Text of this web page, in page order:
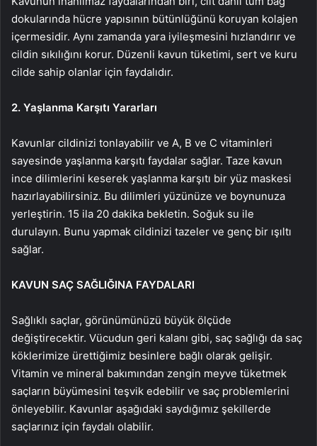
dokularında hücre yapısının bütünlüğünü koruyan kolajen
içermesidir. Aynı zamanda yara iyileşmesini hızlandırır ve
cildin sıkılığını korur. Düzenli kavun tüketimi, sert ve kuru
cilde sahip olanlar için faydalıdır.
2. Yaşlanma Karşıtı Yararları
Kavunlar cildinizi tonlayabilir ve A, B ve C vitaminleri
sayesinde yaşlanma karşıtı faydalar sağlar. Taze kavun
ince dilimlerini keserek yaşlanma karşıtı bir yüz maskesi
hazırlayabilirsiniz. Bu dilimleri yüzünüze ve boynunuza
yerleştirin. 15 ila 20 dakika bekletin. Soğuk su ile
durulayın. Bunu yapmak cildinizi tazeler ve genç bir ışıltı
sağlar.
KAVUN SAÇ SAĞLIĞINA FAYDALARI
Sağlıklı saçlar, görünümünüzü büyük ölçüde
değiştirecektir. Vücudun geri kalanı gibi, saç sağlığı da saç
köklerimize ürettiğimiz besinlere bağlı olarak gelişir.
Vitamin ve mineral bakımından zengin meyve tüketmek
saçların büyümesini teşvik edebilir ve saç problemlerini
önleyebilir. Kavunlar aşağıdaki saydığımız şekillerde
saçlarınız için faydalı olabilir.